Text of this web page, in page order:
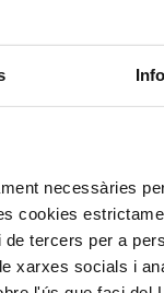
necessàries
cookies
tercers per a
xarxes socials i
una
sis
i el
Pau